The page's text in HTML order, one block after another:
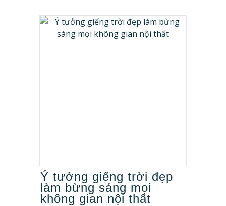
Ý tưởng giếng trời đẹp
làm bừng sáng mọi
không gian nội thất